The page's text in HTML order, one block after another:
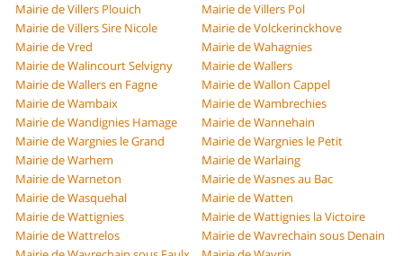
Mairie de Villers Plouich
Mairie de Villers Pol
Mairie de Villers Sire Nicole
Mairie de Volckerinckhove
Mairie de Vred
Mairie de Wahagnies
Mairie de Walincourt Selvigny
Mairie de Wallers
Mairie de Wallers en Fagne
Mairie de Wallon Cappel
Mairie de Wambaix
Mairie de Wambrechies
Mairie de Wandignies Hamage
Mairie de Wannehain
Mairie de Wargnies le Grand
Mairie de Wargnies le Petit
Mairie de Warhem
Mairie de Warlaing
Mairie de Warneton
Mairie de Wasnes au Bac
Mairie de Wasquehal
Mairie de Watten
Mairie de Wattignies
Mairie de Wattignies la Victoire
Mairie de Wattrelos
Mairie de Wavrechain sous Denain